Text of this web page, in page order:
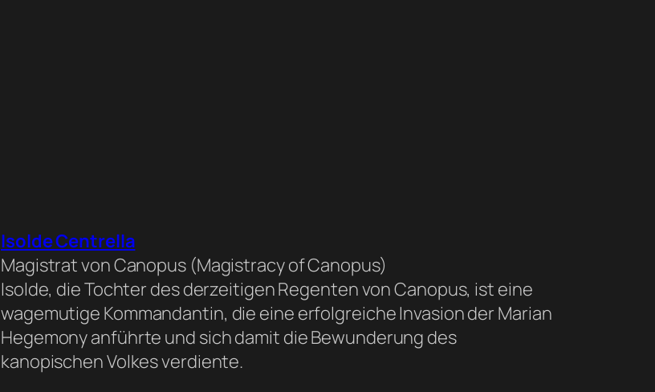
Isolde Centrella
Magistrat von Canopus (Magistracy of Canopus)
Isolde, die Tochter des derzeitigen Regenten von Canopus, ist eine
wagemutige Kommandantin, die eine erfolgreiche Invasion der Marian
Hegemony anführte und sich damit die Bewunderung des
kanopischen Volkes verdiente.